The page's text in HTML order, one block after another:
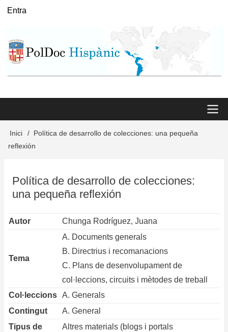
Vés
User
Entra
Main
Inici
Política de desarrollo de colecciones: una pequeña
reflexión
Política de desarrollo de colecciones:
una pequeña reflexión
Autor Chunga Rodríguez, Juana
Tema
A. Documents generals
B. Directrius i recomanacions
C. Plans de desenvolupament de
col·leccions, circuits i mètodes de treball
Col·leccions A. Generals
Contingut
A. General
Tipus de
Altres materials (blogs i portals